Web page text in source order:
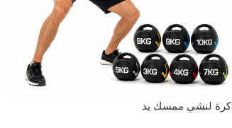
كرة لنشي ممسك يد